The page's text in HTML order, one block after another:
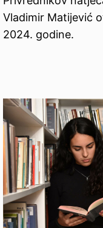
Vladimir Matijević
2024. godine.